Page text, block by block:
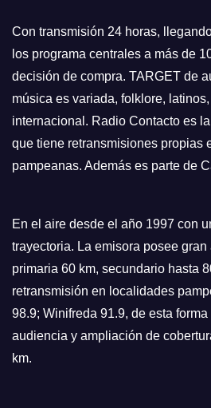
Con transmisión 24 horas,
los programa centrales a más de
decisión de compra. TARGET de
música es variada, folklore,
internacional. Radio Contacto es
que tiene retransmisiones propias
pampeanas. Además es parte de
En el aire desde el año 1997 con
trayectoria. La emisora posee
primaria 60 km, secundario hasta
retransmisión en localidades
98.9; Winifreda 91.9, de esta
audiencia y ampliación de
km.